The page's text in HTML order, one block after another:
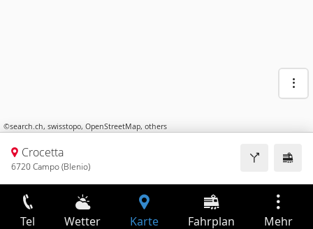
©search.ch, swisstopo, OpenStreetMap, others
Crocetta
6720 Campo (Blenio)
Tel Wetter Karte Fahrplan Mehr